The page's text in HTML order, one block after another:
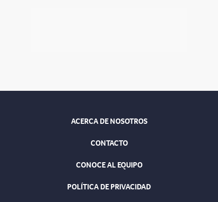
ACERCA DE NOSOTROS
CONTACTO
CONOCE AL EQUIPO
POLÍTICA DE PRIVACIDAD